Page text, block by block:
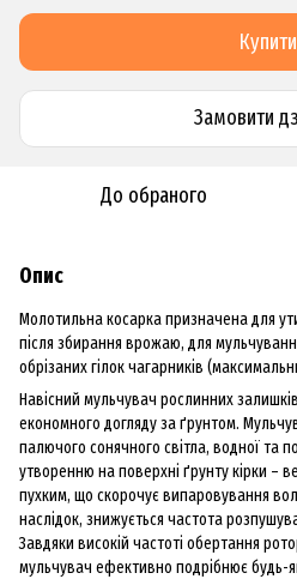
Купити
Замовити
До обраного
Опис
Молотильна косарка призначена для
після збирання врожаю, для
обрізаних гілок чагарників
Навісний мульчувач рослинних
економного догляду за ґрунтом.
палючого сонячного світла, водної та
утворенню на поверхні ґрунту кірки –
пухким, що скорочує випаровування
наслідок, знижується частота
Завдяки високій частоті обертання
мульчувач ефективно подрібнює будь-